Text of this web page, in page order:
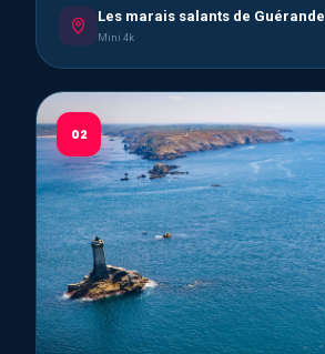
Les marais salants de Guérande
Mini 4k
02